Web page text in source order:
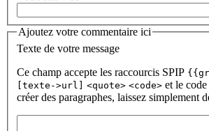
Ajoutez votre commentaire ici
Texte de votre message
Ce champ accepte les raccourcis SPIP
[texte->url] <quote> <code> et le
créer des paragraphes, laissez simplement